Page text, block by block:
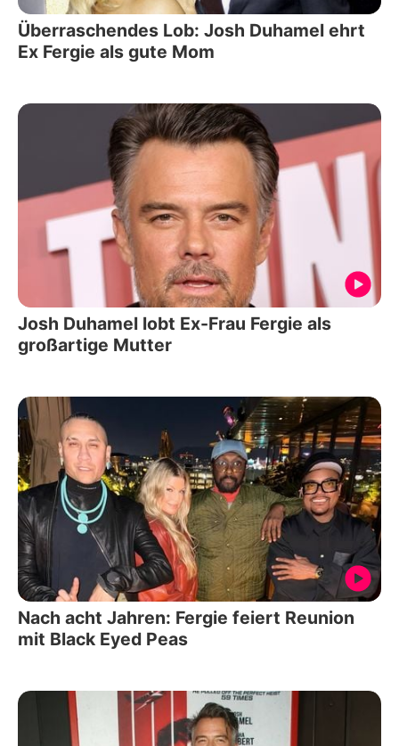
Überraschendes Lob: Josh Duhamel ehrt
Ex Fergie als gute Mom
Josh Duhamel lobt Ex-Frau Fergie als
großartige Mutter
Nach acht Jahren: Fergie feiert Reunion
mit Black Eyed Peas